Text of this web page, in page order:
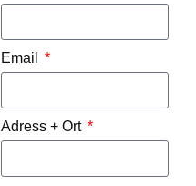
Email
Adress + Ort